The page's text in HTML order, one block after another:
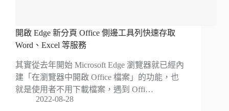
開啟 Edge 新分頁 Office 側邊工具列快速存取
Word、Excel 等服務
其實從去年開始 Microsoft Edge 瀏覽器就已經內
建「在瀏覽器中開啟 Office 檔案」的功能，也
就是使用者不用下載檔案，遇到 Offi…
2022-08-28